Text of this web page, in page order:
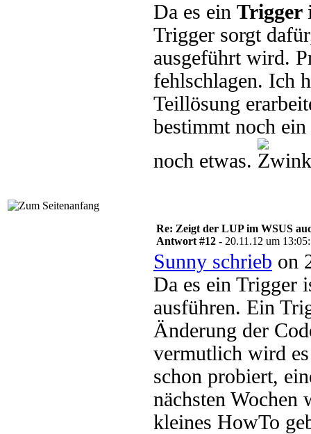
Da es ein Trigger
Trigger sorgt
ausgeführt wird.
fehlschlagen. Ich
Teillösung
bestimmt noch
noch etwas.
Re: Zeigt der LUP im WSUS
Antwort #12 - 20.11.12 um
Sunny schrieb on
Da es ein Trigger
ausführen. Ein
Änderung der
vermutlich wird
schon probiert,
nächsten Wochen
kleines HowTo